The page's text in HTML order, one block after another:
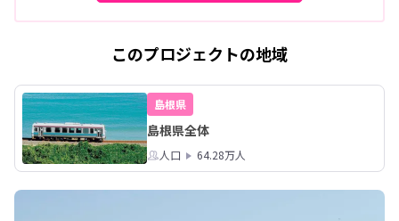
このプロジェクトの地域
島根県
島根県全体
人口 64.28万人